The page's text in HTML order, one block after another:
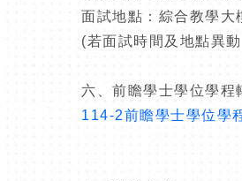
面試地點：綜合教學大
(若面試時間及地點異
六、前瞻學士學位學程
114-2前瞻學士學位學